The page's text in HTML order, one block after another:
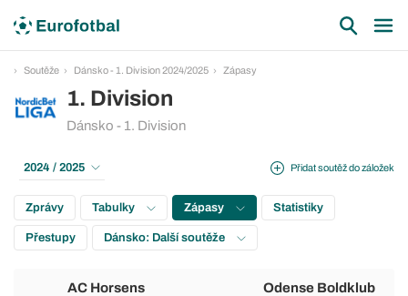
Soutěže Dánsko - 1. Division 2024/2025 Zápasy
1. Division
Dánsko - 1. Division
Přidat soutěž do záložek
2024 / 2025
Zprávy Tabulky Zápasy Statistiky
Přestupy Dánsko: Další soutěže
AC Horsens Odense Boldklub